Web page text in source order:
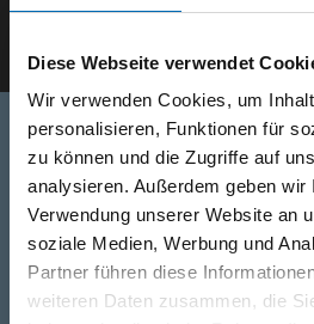
Diese Webseite verwendet
Wir verwenden Cookies, um
personalisieren, Funktionen für
zu können und die Zugriffe auf
analysieren. Außerdem geben
Verwendung unserer Website an
soziale Medien, Werbung und
Partner führen diese
weiteren Daten zusammen, die
E-Mail eingeben
Telefon
0316/2771-0 (Mo - Do: 07:30 - 17:00